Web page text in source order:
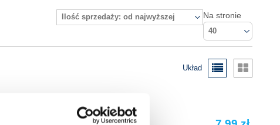
Ilość sprzedaży: od najwyższej Na stronie
40
Układ